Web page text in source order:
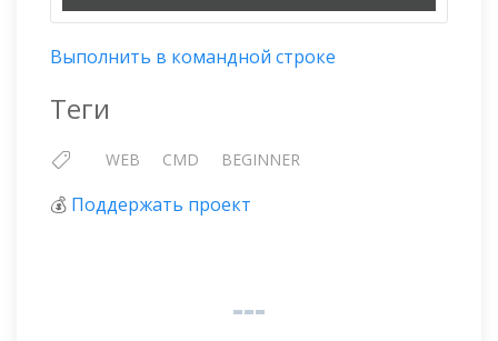
Выполнить в командной строке
Теги
WEB CMD BEGINNER
💰 Поддержать проект